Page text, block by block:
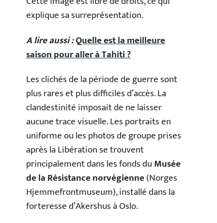
explique sa surreprésentation.
A lire aussi :Quelle est la meilleure
saison pour aller à Tahiti ?
Les clichés de la période de guerre sont
plus rares et plus difficiles d’accès. La
clandestinité imposait de ne laisser
aucune trace visuelle. Les portraits en
uniforme ou les photos de groupe prises
après la Libération se trouvent
principalement dans les fonds duMusée
de la Résistance norvégienne(Norges
Hjemmefrontmuseum), installé dans la
forteresse d’Akershus à Oslo.